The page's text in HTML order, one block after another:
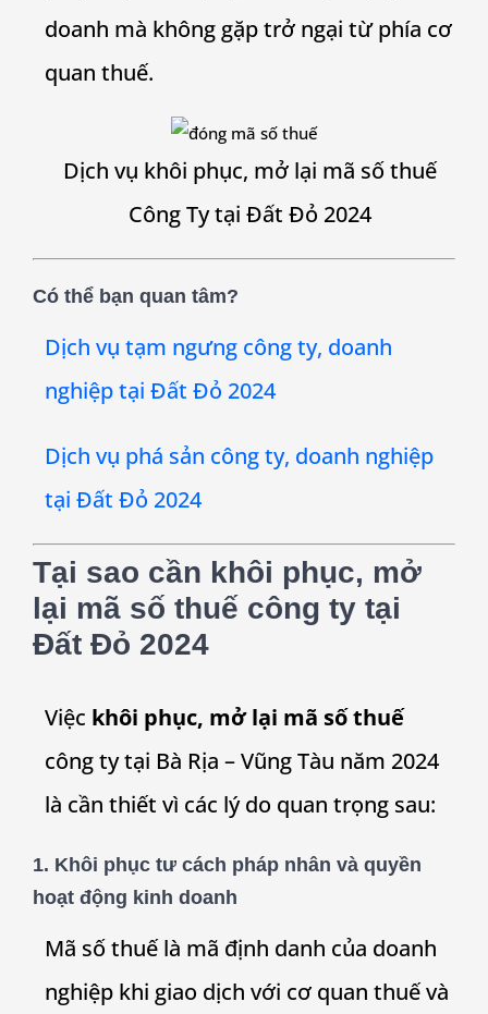
doanh mà không gặp trở ngại từ phía cơ
quan thuế.
Dịch vụ khôi phục, mở lại mã số thuế
Công Ty tại Đất Đỏ 2024
Có thể bạn quan tâm?
Dịch vụ tạm ngưng công ty, doanh
nghiệp tại Đất Đỏ 2024
Dịch vụ phá sản công ty, doanh nghiệp
tại Đất Đỏ 2024
Tại sao cần khôi phục, mở
lại mã số thuế công ty tại
Đất Đỏ 2024
Việc khôi phục, mở lại mã số thuế
công ty tại Bà Rịa – Vũng Tàu năm 2024
là cần thiết vì các lý do quan trọng sau:
1. Khôi phục tư cách pháp nhân và quyền
hoạt động kinh doanh
Mã số thuế là mã định danh của doanh
nghiệp khi giao dịch với cơ quan thuế và